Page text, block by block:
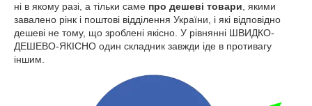
ні в якому разі, а тільки саме про дешеві товари , якими
завалено рінк і поштові відділення України, і які відповідно
дешеві не тому, що зроблені якісно. У рівнянні ШВИДКО-
ДЕШЕВО-ЯКІСНО один складник завжди іде в противагу
іншим.